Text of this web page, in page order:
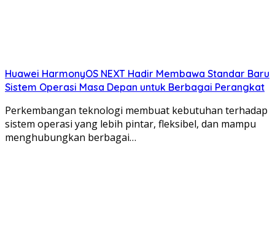
Huawei HarmonyOS NEXT Hadir Membawa Standar Baru
Sistem Operasi Masa Depan untuk Berbagai Perangkat
Perkembangan teknologi membuat kebutuhan terhadap
sistem operasi yang lebih pintar, fleksibel, dan mampu
menghubungkan berbagai…